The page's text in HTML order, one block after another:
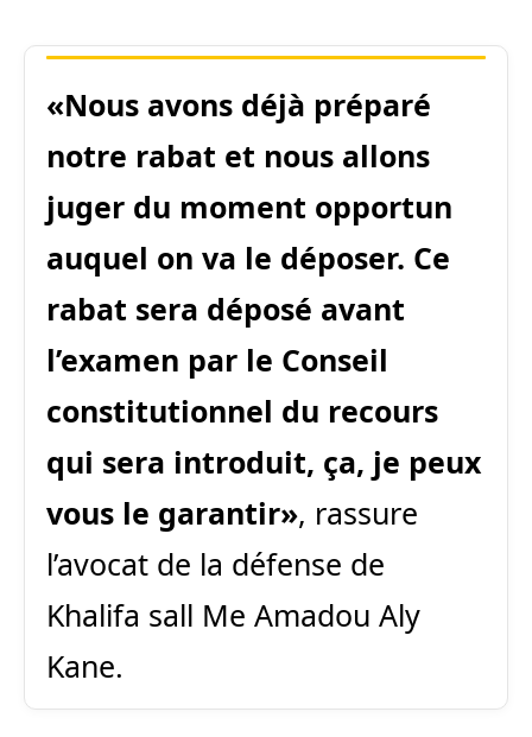
«Nous avons déjà préparé
notre rabat et nous allons
juger du moment opportun
auquel on va le déposer. Ce
rabat sera déposé avant
l’examen par le Conseil
constitutionnel du recours
qui sera introduit, ça, je peux
vous le garantir», rassure
l’avocat de la défense de
Khalifa sall Me Amadou Aly
Kane.